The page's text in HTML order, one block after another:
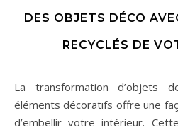
DES OBJETS DÉCO
RECYCLÉS DE
La transformation d’objets de cuisine en véritables
éléments décoratifs offre une
d’embellir votre intérieur.